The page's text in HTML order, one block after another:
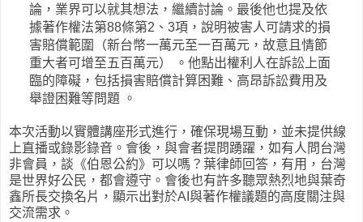
論，業界可以就其想法，繼續討論。最後他也提及依
據著作權法第88條第2、3項，說明被害人可請求的損
害賠償範圍（新台幣一萬元至一百萬元，故意且情節
重大者可增至五百萬元） 。他點出權利人在訴訟上面
臨的障礙，包括損害賠償計算困難、高昂訴訟費用及
舉證困難等問題 。
本次活動以實體講座形式進行，確保現場互動，並未提供線
上直播或錄影錄音。會後，與會者提問踴躍，如有人問台灣
非會員，談《伯恩公約》可以嗎？葉律師回答，有用，台灣
是世界好公民，都會遵守。會後也有許多聽眾熱烈地與葉奇
鑫所長交換名片，顯示出對於AI與著作權議題的高度關注與
交流需求。